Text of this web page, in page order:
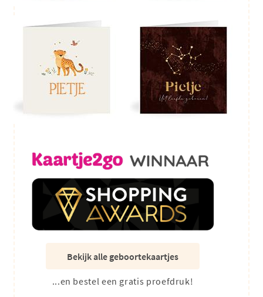
Bekijk alle geboortekaartjes
...en bestel een gratis proefdruk!